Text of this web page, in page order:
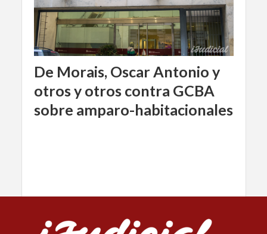
De Morais, Oscar Antonio y
otros y otros contra GCBA
sobre amparo-habitacionales